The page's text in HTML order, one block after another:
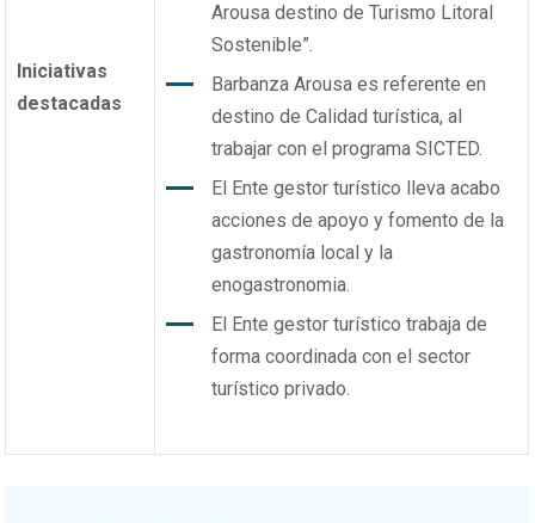
Iniciativas
destacadas
Arousa destino de Turismo Litoral
Sostenible”.
Barbanza Arousa es referente en
destino de Calidad turística, al
trabajar con el programa SICTED.
El Ente gestor turístico lleva acabo
acciones de apoyo y fomento de la
gastronomía local y la
enogastronomia.
El Ente gestor turístico trabaja de
forma coordinada con el sector
turístico privado.